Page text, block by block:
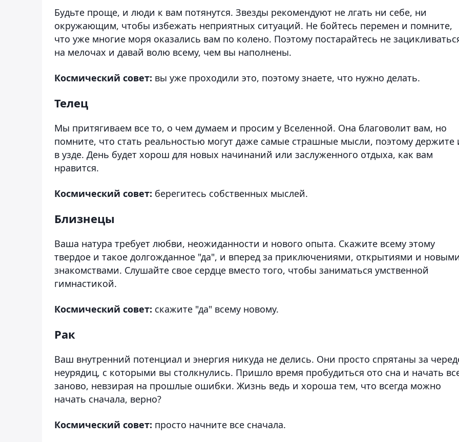
Будьте проще, и люди к вам потянутся. Звезды рекомендуют не лгать ни себе, ни
окружающим, чтобы избежать неприятных ситуаций. Не бойтесь перемен и помните,
что уже многие моря оказались вам по колено. Поэтому постарайтесь не
на мелочах и давай волю всему, чем вы наполнены.
Космический совет: вы уже проходили это, поэтому знаете, что нужно делать.
Телец
Мы притягиваем все то, о чем думаем и просим у Вселенной. Она благоволит вам, но
помните, что стать реальностью могут даже самые страшные мысли, поэтому держите
в узде. День будет хорош для новых начинаний или заслуженного отдыха, как вам
нравится.
Космический совет: берегитесь собственных мыслей.
Близнецы
Ваша натура требует любви, неожиданности и нового опыта. Скажите всему этому
твердое и такое долгожданное "да", и вперед за приключениями, открытиями и
знакомствами. Слушайте свое сердце вместо того, чтобы заниматься умственной
гимнастикой.
Космический совет: скажите "да" всему новому.
Рак
Ваш внутренний потенциал и энергия никуда не делись. Они просто спрятаны за
неурядиц, с которыми вы столкнулись. Пришло время пробудиться ото сна и начать
заново, невзирая на прошлые ошибки. Жизнь ведь и хороша тем, что всегда можно
начать сначала, верно?
Космический совет: просто начните все сначала.